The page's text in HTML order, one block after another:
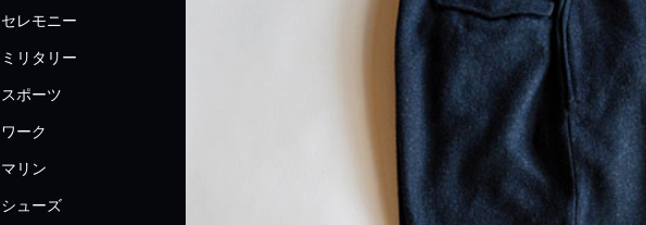
セレモニー
ミリタリー
スポーツ
ワーク
マリン
シューズ